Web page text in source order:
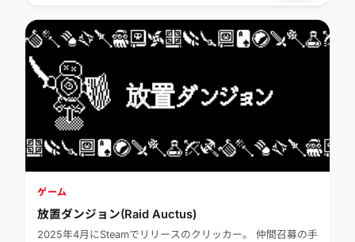
ゲーム
放置ダンジョン(Raid Auctus)
2025年4月にSteamでリリースのクリッカー。 仲間召募の手